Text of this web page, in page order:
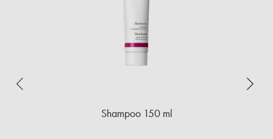
Shampoo 150 ml